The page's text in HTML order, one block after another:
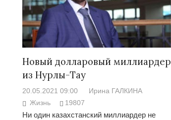
Новый долларовый миллиардер
из Нурлы-Тау
20.05.2021 09:00
Ирина ГАЛКИНА
Жизнь
19807
Ни один казахстанский миллиардер не